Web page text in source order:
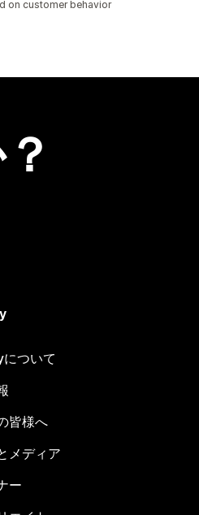
on customer behavior
ついて
皆様へ
メディア
ー